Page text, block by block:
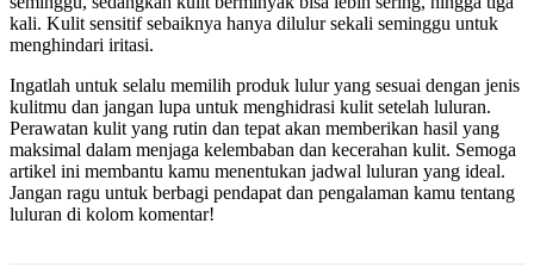
kali. Kulit sensitif sebaiknya hanya dilulur sekali seminggu untuk
menghindari iritasi.
Ingatlah untuk selalu memilih produk lulur yang sesuai dengan jenis
kulitmu dan jangan lupa untuk menghidrasi kulit setelah luluran.
Perawatan kulit yang rutin dan tepat akan memberikan hasil yang
maksimal dalam menjaga kelembaban dan kecerahan kulit. Semoga
artikel ini membantu kamu menentukan jadwal luluran yang ideal.
Jangan ragu untuk berbagi pendapat dan pengalaman kamu tentang
luluran di kolom komentar!